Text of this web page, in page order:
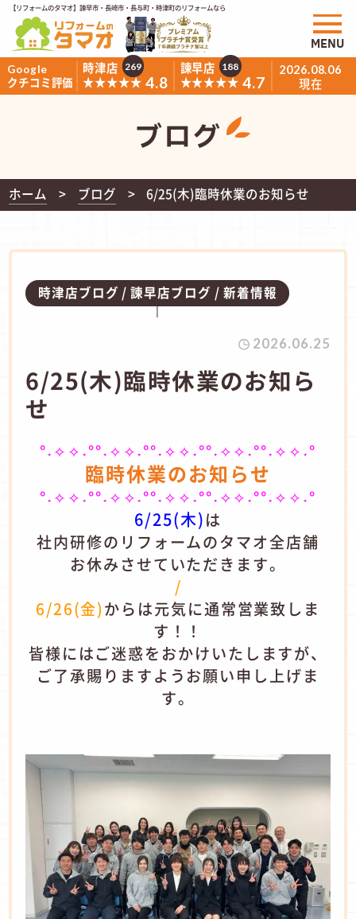
【リフォームのタマオ】諫早市・長崎市・長与町・時津町のリフォームなら
Google
クチコミ評価
時津店
★★★★★ 4.8
269
諫早店
★★★★★ 4.7
188 2026.08.06
現在
MENU
ブログ
ホーム ブログ 6/25(木)臨時休業のお知らせ
時津店ブログ 諫早店ブログ 新着情報
2026.06.25
6/25(木)臨時休業のお知ら
せ
°˖✧✧˖°°˖✧✧˖°°˖✧✧˖°°˖✧✧˖°°˖✧✧˖°
臨時休業のお知らせ
°˖✧✧˖°°˖✧✧˖°°˖✧✧˖°°˖✧✧˖°°˖✧✧˖°
6/25(木)は
社内研修のリフォームのタマオ全店舗
お休みさせていただきます。
/
6/26(金)からは元気に通常営業致しま
す！！
皆様にはご迷惑をおかけいたしますが、
ご了承賜りますようお願い申し上げま
す。